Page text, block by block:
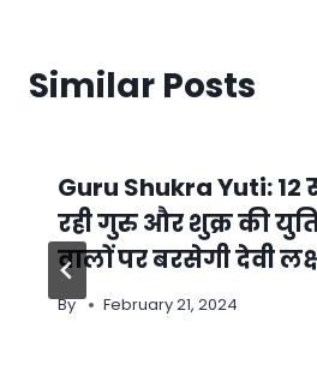
Similar Posts
Guru Shukra Yuti: 12
रही गुरु और शुक्र की
वालों पर बरसेगी देवी
By February 21, 2024